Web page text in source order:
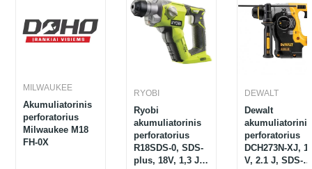
MILWAUKEE
Akumuliatorinis
perforatorius
Milwaukee M18
FH-0X
RYOBI
Ryobi
akumuliatorinis
perforatorius
R18SDS-0, SDS-
plus, 18V, 1,3 J
DEWALT
Dewalt
akumuliatorinis
perforatorius
DCH273N-XJ,
V, 2.1 J, SDS-